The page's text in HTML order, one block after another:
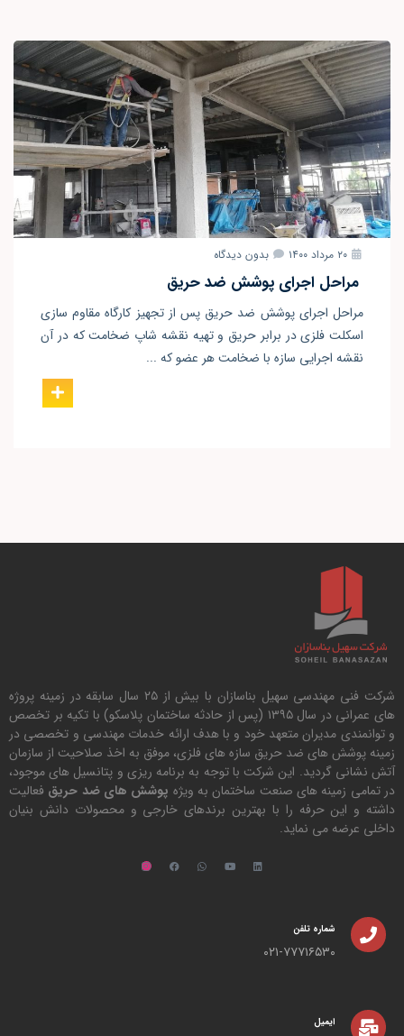
۲۰ مرداد ۱۴۰۰ بدون دیدگاه
مراحل اجرای پوشش ضد حریق
مراحل اجرای پوشش ضد حریق پس از تجهیز کارگاه مقاوم سازی
اسکلت فلزی در برابر حریق و تهیه نقشه شاپ ضخامت که در آن
نقشه اجرایی سازه با ضخامت هر عضو که ...
شرکت فنی مهندسی سهیل بناسازان با بیش از ۲۵ سال سابقه در زمینه پروژه
های عمرانی در سال ۱۳۹۵ (پس از حادثه ساختمان پلاسکو) با تکیه بر تخصص
و توانمندی مدیران متعهد خود و با هدف ارائه خدمات مهندسی و تخصصی در
زمینه پوشش های ضد حریق سازه های فلزی، موفق به اخذ صلاحیت از سازمان
آتش نشانی گردید. این شرکت با توجه به برنامه ریزی و پتانسیل های موجود،
در تمامی زمینه های صنعت ساختمان به ویژه پوشش های ضد حریق فعالیت
داشته و این حرفه را با بهترین برندهای خارجی و محصولات دانش بنیان
داخلی عرضه می نماید.
شماره تلفن
۰۲۱-۷۷۷۱۶۵۳۰
ایمیل